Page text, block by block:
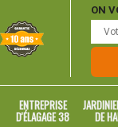
ON
ENTREPRISE
D'ÉLAGAGE 38 DE